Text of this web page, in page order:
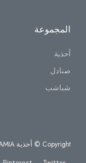
المجموعة
أحذية
صنادل
شباشب
Copyright © أحذية MAMMAMIA. جميع الحقوق محفوظة.